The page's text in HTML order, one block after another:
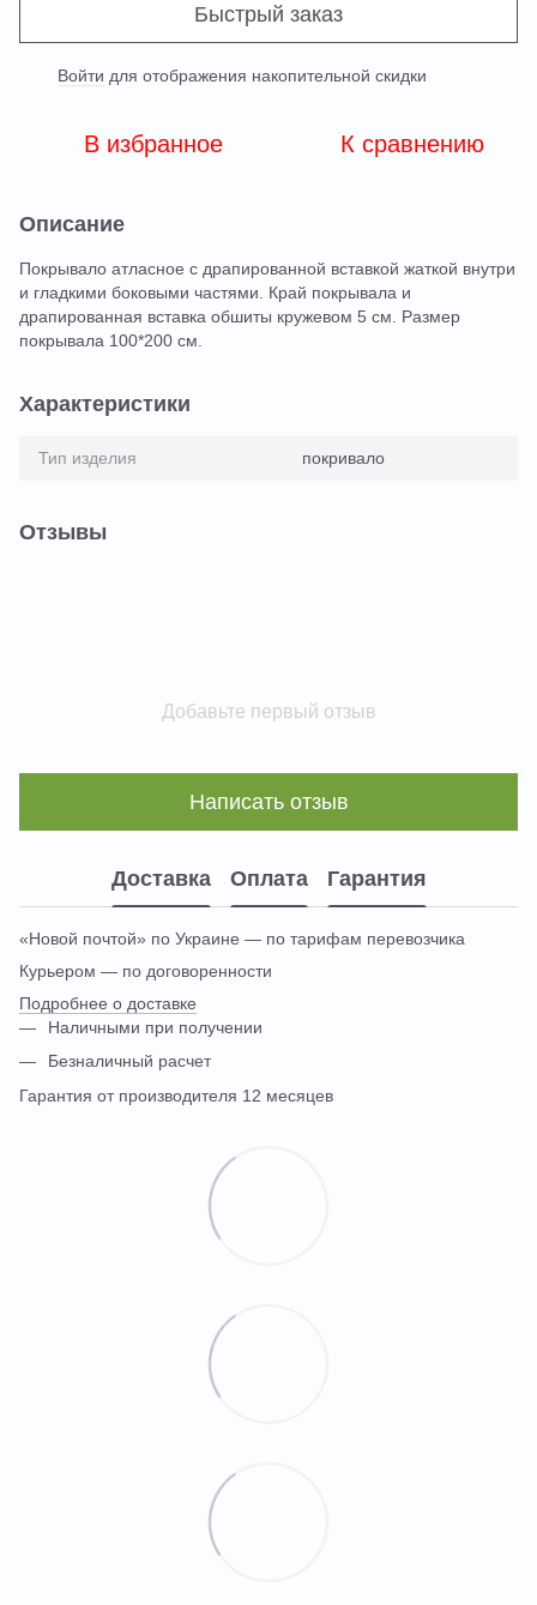
Быстрый заказ
Войти для отображения накопительной скидки
В избранное К сравнению
Описание
Покрывало атласное с драпированной вставкой жаткой внутри
и гладкими боковыми частями. Край покрывала и
драпированная вставка обшиты кружевом 5 см. Размер
покрывала 100*200 см.
Характеристики
Тип изделия покривало
Отзывы
Добавьте первый отзыв
Написать отзыв
Доставка Оплата Гарантия
«Новой почтой» по Украине — по тарифам перевозчика
Курьером — по договоренности
Подробнее о доставке
Наличными при получении
Безналичный расчет
Гарантия от производителя 12 месяцев